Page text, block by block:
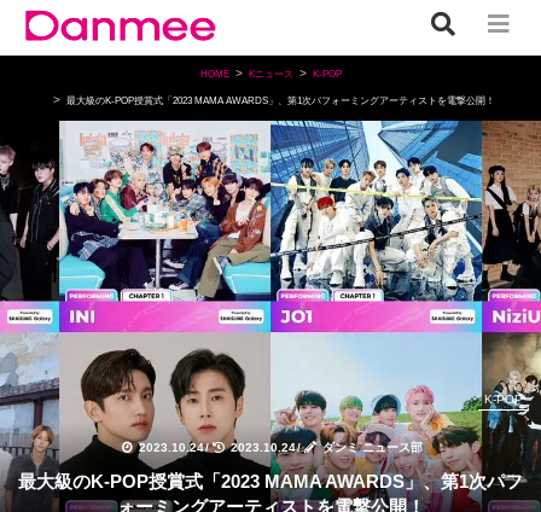
HOME Kニュース K-POP
最大級のK-POP授賞式「2023 MAMA AWARDS」、第1次パフォーミングアーティストを電撃公開！
2023.10.24/ 2023.10.24/ ダンミ ニュース部
K-POP
最大級のK-POP授賞式「2023 MAMA AWARDS」、第1次パフ
ォーミングアーティストを電撃公開！